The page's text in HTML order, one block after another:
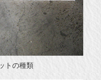
トの種類